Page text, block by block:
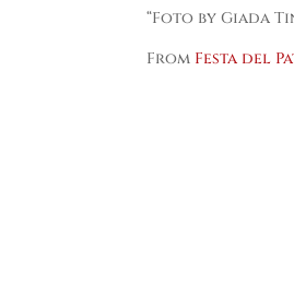
“Foto by Giada
From Festa del